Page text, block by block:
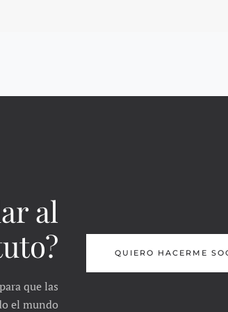
al
que las
el mundo
QUIERO HACERME